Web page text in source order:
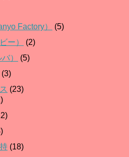
Factory）
(5)
ー）
(2)
）
(5)
(3)
(23)
(18)